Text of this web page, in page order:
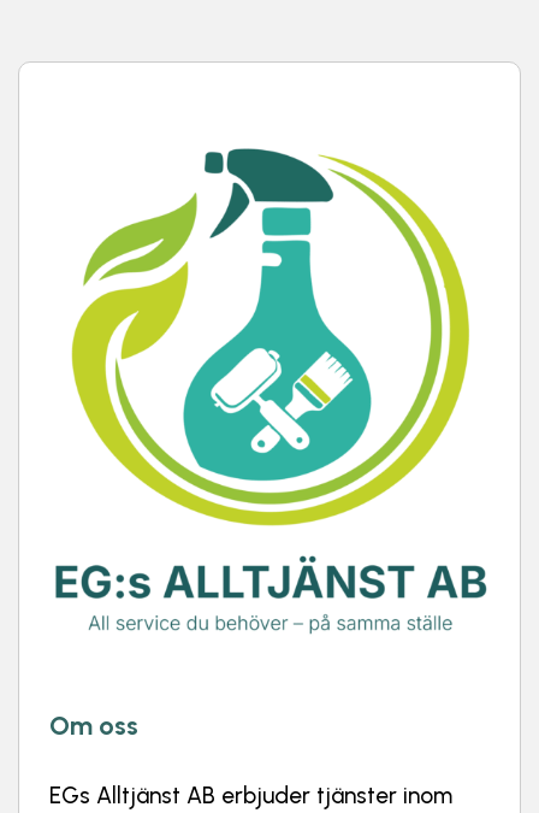
Om oss
EGs Alltjänst AB erbjuder tjänster inom